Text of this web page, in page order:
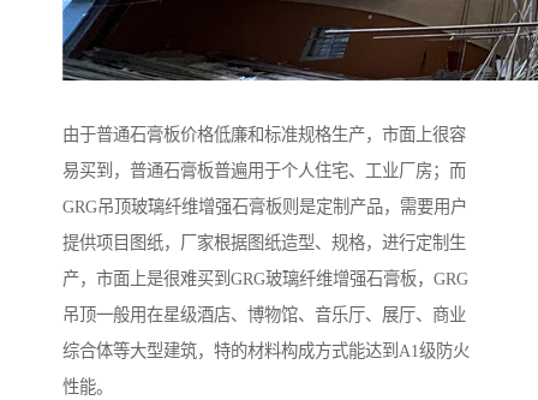
由于普通石膏板价格低廉和标准规格生产，市面上很容
易买到，普通石膏板普遍用于个人住宅、工业厂房；而
GRG吊顶玻璃纤维增强石膏板则是定制产品，需要用户
提供项目图纸，厂家根据图纸造型、规格，进行定制生
产，市面上是很难买到GRG玻璃纤维增强石膏板，GRG
吊顶一般用在星级酒店、博物馆、音乐厅、展厅、商业
综合体等大型建筑，特的材料构成方式能达到A1级防火
性能。